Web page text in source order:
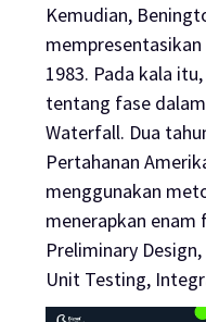
Kemudian,
1983. Pada kala
tentang fase
Waterfall. Dua
Pertahanan
menggunakan
menerapkan
Preliminary
Unit Testing,